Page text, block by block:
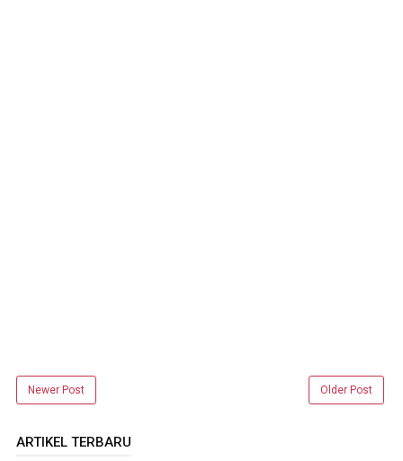
Newer Post Older Post
ARTIKEL TERBARU